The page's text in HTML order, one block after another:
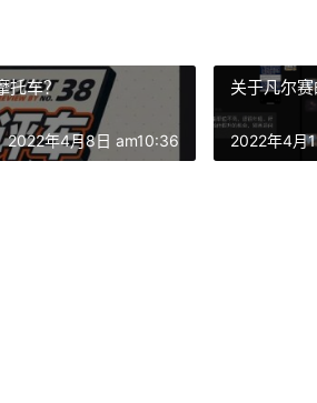
托车？
2022年4月8日 am10:36
关于凡尔
2022年4月